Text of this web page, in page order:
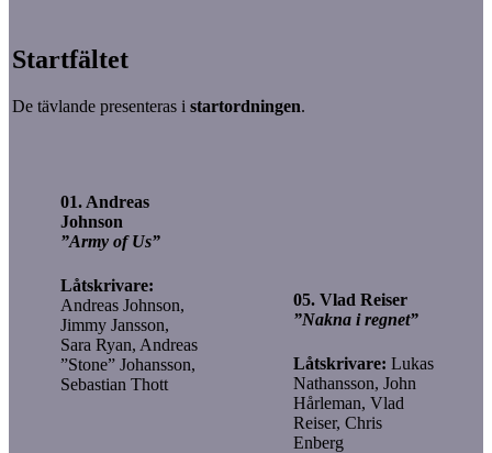
Startfältet
De tävlande presenteras i startordningen.
01. Andreas
Johnson
”Army of Us”
Låtskrivare:
Andreas Johnson,
Jimmy Jansson,
Sara Ryan, Andreas
”Stone” Johansson,
Sebastian Thott
05. Vlad Reiser
”Nakna i regnet”
Låtskrivare: Lukas
Nathansson, John
Hårleman, Vlad
Reiser, Chris
Enberg